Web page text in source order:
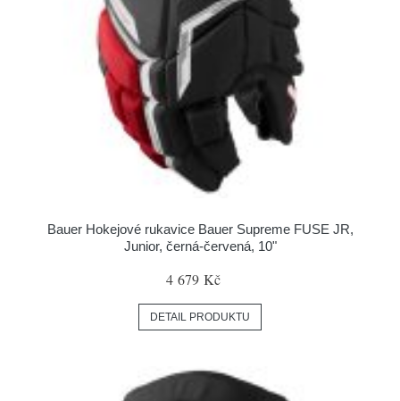
Bauer Hokejové rukavice Bauer Supreme FUSE JR,
Junior, černá-červená, 10"
4 679 Kč
DETAIL PRODUKTU